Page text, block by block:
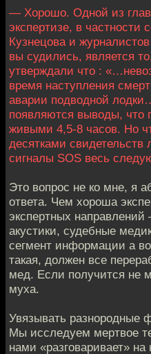
— Хорошо. Одной из
экспертизе, в частности
Кузнецова и
вы судились, является
утверждали что :
время наступления
аварии подводной
появляются выводы, что
живыми 4,5-8 часов. Но
десятками
сигналы SOS весь
Это вопрос не ко мне, я
ответа. Чем хороша
экспертных
акустики, судебные
сегмент информации а
такая, должен все
мед. Если получится не
муха.
Увязывать разнородные
Мы исследуем мертвое
нами «разговаривает»